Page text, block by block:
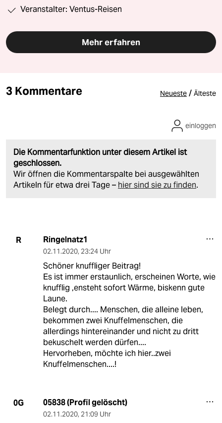
Veranstalter: Ventus-Reisen
Mehr erfahren
3 Kommentare Neueste / Älteste
Die Kommentarfunktion unter diesem Artikel ist
geschlossen.
Wir öffnen die Kommentarspalte bei ausgewählten
Artikeln für etwa drei Tage – hier sind sie zu finden.
einloggen
R Ringelnatz1
02.11.2020, 23:24 Uhr
Schöner knuffliger Beitrag!
Es ist immer erstaunlich, erscheinen Worte, wie
knufflig ,ensteht sofort Wärme, biskenn gute
Laune.
Belegt durch.... Menschen, die alleine leben,
bekommen zwei Knuffelmenschen, die
allerdings hintereinander und nicht zu dritt
bekuschelt werden dürfen....
Hervorheben, möchte ich hier..zwei
Knuffelmenschen....!
0G 05838 (Profil gelöscht)
02.11.2020, 21:09 Uhr